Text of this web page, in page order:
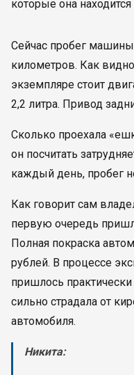
которые она
Сейчас пробег машины
километров. Как
экземпляре стоит
2,2 литра. Привод
Сколько проехала
он посчитать
каждый день, пробег
Как говорит сам
первую очередь
Полная покраска
рублей. В процессе
пришлось
сильно страдала от
автомобиля.
Никита: